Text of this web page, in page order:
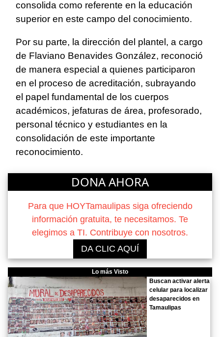
consolida como referente en la educación
superior en este campo del conocimiento.
Por su parte, la dirección del plantel, a cargo
de Flaviano Benavides González, reconoció
de manera especial a quienes participaron
en el proceso de acreditación, subrayando
el papel fundamental de los cuerpos
académicos, jefaturas de área, profesorado,
personal técnico y estudiantes en la
consolidación de este importante
reconocimiento.
DONA AHORA
Para que HOYTamaulipas siga ofreciendo
información gratuita, te necesitamos. Te
elegimos a TI. Contribuye con nosotros.
DA CLIC AQUÍ
Lo más Visto
Buscan activar alerta
celular para localizar
desaparecidos en
Tamaulipas